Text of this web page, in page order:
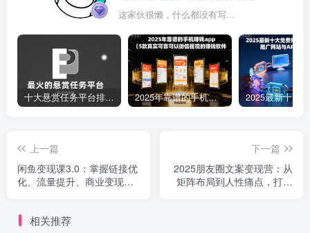
这家伙很懒，什么都没有写...
十大悬赏任务平台排行榜（全网最好的悬赏任务平台） 2025年靠谱的手机赚钱app（5款真实可靠可以微信提现的赚钱软件）
上一篇
闲鱼变现课3.0：掌握链接优
化、流量提升、商业变现，
下一篇
2025朋友圈文案变现营：从
矩阵布局到人性痛点，打造
相关推荐